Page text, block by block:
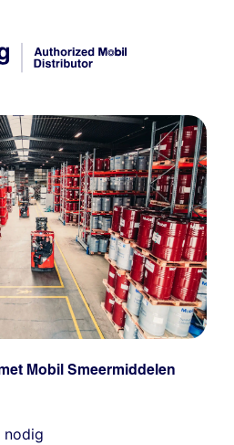
Mobil Smeermiddelen
nodig